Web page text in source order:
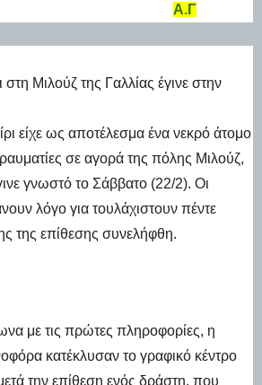
Α.Γ
Μιλούζ της Γαλλίας έγινε στην
είχε ως αποτέλεσμα ένα νεκρό άτομο
σε αγορά της πόλης Μιλούζ,
γνωστό το Σάββατο (22/2). Οι
λόγο για τουλάχιστουν πέντε
της επίθεσης συνελήφθη.
με τις πρώτες πληροφορίες, η
κατέκλυσαν το γραφικό κέντρο
την επίθεση ενός δράστη, που